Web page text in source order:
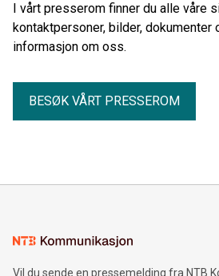
I vårt presserom finner du alle våre
kontaktpersoner, bilder, dokumenter
informasjon om oss.
BESØK VÅRT PRESSEROM
Vil du sende en pressemelding fra NTB